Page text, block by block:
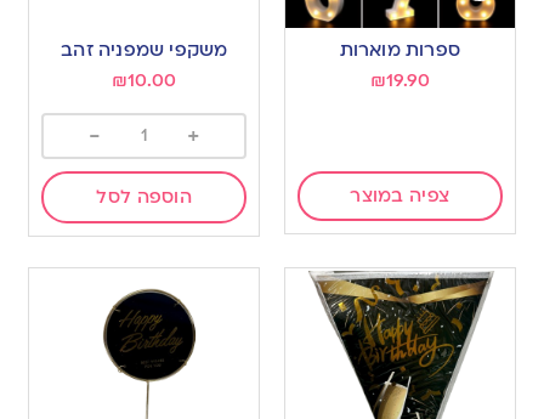
Add
ספרות מוארות
₪19.90
צפיה במוצר
wishlist
משקפי שמפניה זהב
₪10.00
+
-
הוספה לסל